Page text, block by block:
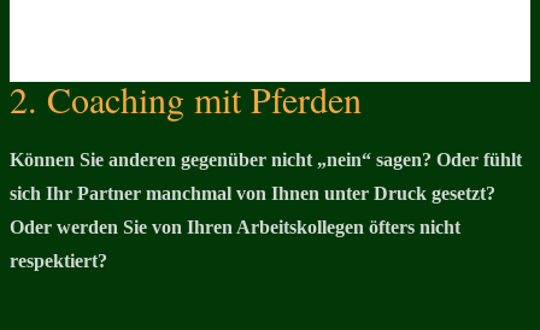
2. Coaching mit Pferden
Können Sie anderen gegenüber nicht „nein“ sagen? Oder fühlt
sich Ihr Partner manchmal von Ihnen unter Druck gesetzt?
Oder werden Sie von Ihren Arbeitskollegen öfters nicht
respektiert?